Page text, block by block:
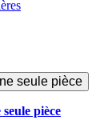
seule pièce
pièce